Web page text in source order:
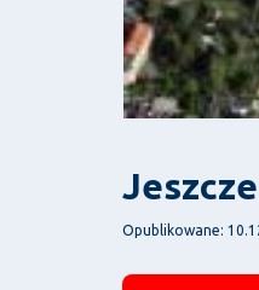
Opublikowane: